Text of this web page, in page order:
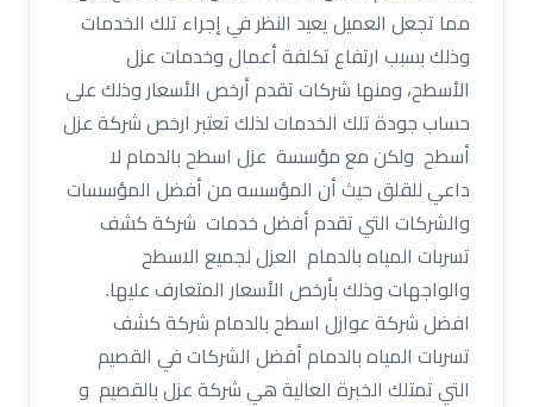
مما تجعل العميل يعيد النظر في إجراء تلك الخدمات
وذلك بسبب ارتفاع تكلفة أعمال وخدمات عزل
الأسطح، ومنها شركات تقدم أرخص الأسعار وذلك على
حساب جودة تلك الخدمات لذلك تعتبر ارخص شركة عزل
أسطح ولكن مع مؤسسة عزل اسطح بالدمام لا
داعي للقلق حيث أن المؤسسه من أفضل المؤسسات
والشركات التي تقدم أفضل خدمات شركة كشف
تسربات المياه بالدمام العزل لجميع الاسطح
والواجهات وذلك بأرخص الأسعار المتعارف عليها.
افضل شركة عوازل اسطح بالدمام شركة كشف
تسربات المياه بالدمام أفضل الشركات في القصيم
التي تمتلك الخبرة العالية هي شركة عزل بالقصيم و